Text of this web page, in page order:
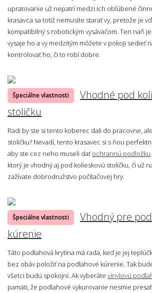
upratovanie už nepatrí medzi ich obľúbené
krasavca sa totiž nemusíte starať vy, pretože je
kompatibilný s robotickým vysávačom. Ten naň
vysaje ho a vy medzitým môžete v pokoji sedieť
kontrolovať ho, či to robí dobre.
Špeciálne vlastnosti
Vhodné pod
stoličku
Radi by ste si tento koberec dali do pracovne,
stoličku? Nevadí, tento krasavec si s ňou
aby ste cez neho museli daťochrannú podložku
ktorý je vhodný aj pod kolieskovú stoličku, či už
zažívate dobrodružstvo počítačovej hry.
Špeciálne vlastnosti
Vhodný pre
kúrenie
Táto podlahová krytina má rada, keď je jej
bez obáv položiť na podlahové kúrenie. Tak
všetci budú spokojní. Ak vyberáte vinylovú
pamäti, že podlahové vykurovanie nesmie